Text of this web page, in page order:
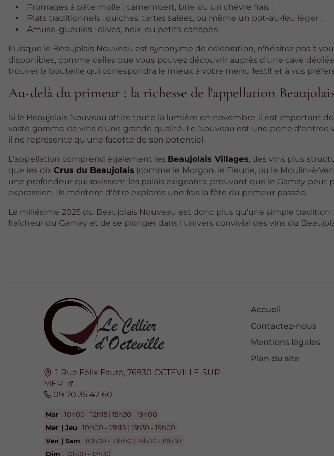
Fromages à pâte molle : camembert, brie, ou un chèvre frais ;
Plats traditionnels : quiches, tartes salées, ou même un pot-au-feu léger ;
Amuse-gueules : olives, noix, ou petits canapés.
Puisque le Beaujolais Nouveau est synonyme de célébration, n'hésitez pas à
disponibles, comme celles que vous pouvez découvrir auprès d'une cave
trouver la bouteille qui correspondra le mieux à votre menu festif et à vos
Au-delà du primeur : la richesse de l'appellation
Si le Beaujolais Nouveau attire toute la lumière en novembre, il est important
vaste gamme de vins d'une grande qualité. Le Nouveau est une porte d'entrée
il ne représente qu'une facette de son potentiel.
L'appellation comprend également les Beaujolais Villages, des vins plus
que les dix Crus du Beaujolais (comme le Morgon, le Fleurie, ou le Moulin-à-
une profondeur qui ravissent les palais exigeants, prouvant que le Gamay peut
expression. Ils méritent d'être explorés une fois la fête du primeur passée.
Le millésime 2025 du Beaujolais Nouveau est donc plus qu'une simple
fraîcheur du Gamay et de se plonger dans l'univers convivial des vins du
1 Rue Félix Faure, 76930 OCTEVILLE-SUR-
MER
09 70 35 42 60
Mar : 10h00 - 12h15 | 15h30 - 19h00
Mer | Jeu : 10h00 - 13h15 | 15h30 - 19h00
Ven | Sam : 10h00 - 13h00 | 14h30 - 19h30
Dim : 10h00 - 12h30
Accueil
Contactez-nous
Mentions légales
Plan du site